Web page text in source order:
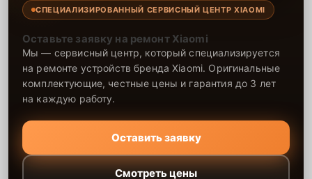
СПЕЦИАЛИЗИРОВАННЫЙ СЕРВИСНЫЙ ЦЕНТР XIAOMI
Оставьте заявку на ремонт Xiaomi
Мы — сервисный центр, который специализируется
на ремонте устройств бренда Xiaomi. Оригинальные
комплектующие, честные цены и гарантия до 3 лет
на каждую работу.
Оставить заявку
Смотреть цены